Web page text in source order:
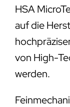
HSA
auf die
von High-
werden.